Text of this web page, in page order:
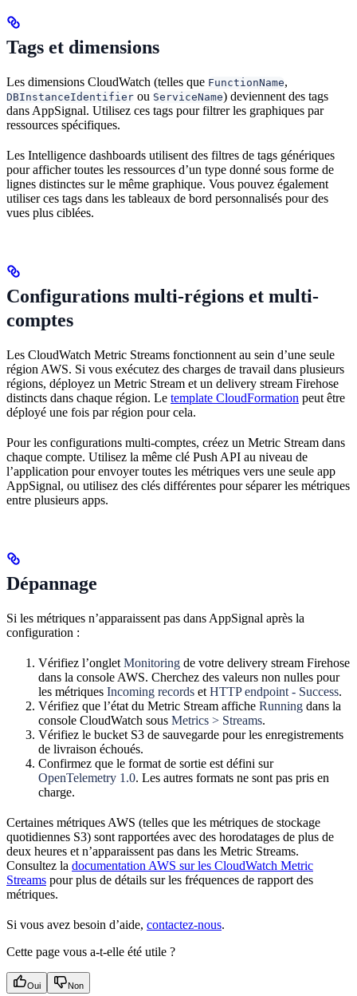
Tags et dimensions
Les dimensions CloudWatch (telles que FunctionName,
DBInstanceIdentifier ou ServiceName) deviennent des tags
dans AppSignal. Utilisez ces tags pour filtrer les graphiques par
ressources spécifiques.
Les Intelligence dashboards utilisent des filtres de tags génériques
pour afficher toutes les ressources d’un type donné sous forme de
lignes distinctes sur le même graphique. Vous pouvez également
utiliser ces tags dans les tableaux de bord personnalisés pour des
vues plus ciblées.
Configurations multi-régions et multi-
comptes
Les CloudWatch Metric Streams fonctionnent au sein d’une seule
région AWS. Si vous exécutez des charges de travail dans plusieurs
régions, déployez un Metric Stream et un delivery stream Firehose
distincts dans chaque région. Le template CloudFormation peut être
déployé une fois par région pour cela.
Pour les configurations multi-comptes, créez un Metric Stream dans
chaque compte. Utilisez la même clé Push API au niveau de
l’application pour envoyer toutes les métriques vers une seule app
AppSignal, ou utilisez des clés différentes pour séparer les métriques
entre plusieurs apps.
Dépannage
Si les métriques n’apparaissent pas dans AppSignal après la
configuration :
Vérifiez l’onglet Monitoring de votre delivery stream Firehose
dans la console AWS. Cherchez des valeurs non nulles pour
les métriques Incoming records et HTTP endpoint - Success.
Vérifiez que l’état du Metric Stream affiche Running dans la
console CloudWatch sous Metrics > Streams.
Vérifiez le bucket S3 de sauvegarde pour les enregistrements
de livraison échoués.
Confirmez que le format de sortie est défini sur
OpenTelemetry 1.0. Les autres formats ne sont pas pris en
charge.
Certaines métriques AWS (telles que les métriques de stockage
quotidiennes S3) sont rapportées avec des horodatages de plus de
deux heures et n’apparaissent pas dans les Metric Streams.
Consultez la documentation AWS sur les CloudWatch Metric
Streams pour plus de détails sur les fréquences de rapport des
métriques.
Si vous avez besoin d’aide, contactez-nous.
Cette page vous a-t-elle été utile ?
Oui Non